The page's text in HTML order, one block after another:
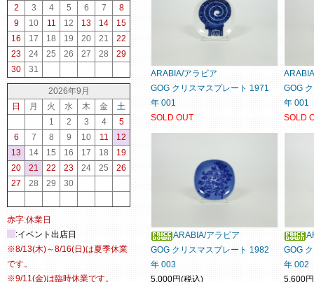
ARABIA/アラビア
GOG クリスマスプレート 1971
年 001
SOLD OUT
GOG
年 001
SOLD
ARABIA/アラビア
GOG クリスマスプレート 1982
年 003
5,000円(税込)
GOG
年 002
5,600
2
3 4 5 6 7
8
9
10 11 12 13 14
15
16
17 18 19 20 21
22
23
24 25 26 27 28
29
30
31
2026年9月
日
月 火 水 木 金
土
1
2 3 4
5
6
7 8 9 10 11
12
13
14 15 16 17 18
19
20
21 22 23 24 25
26
27
28 29 30
赤字:休業日
:イベント出店日
※8/13(木)～8/16(日)は夏季休業
です。
※9/11(金)は臨時休業です。